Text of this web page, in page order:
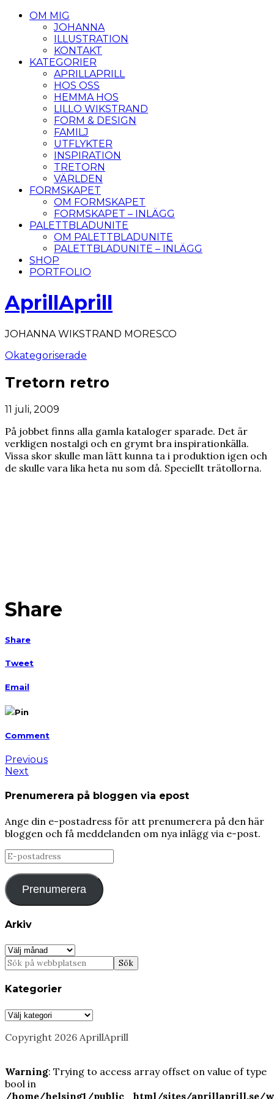
OM MIG
JOHANNA
ILLUSTRATION
KONTAKT
KATEGORIER
APRILLAPRILL
HOS OSS
HEMMA HOS
LILLO WIKSTRAND
FORM & DESIGN
FAMILJ
UTFLYKTER
INSPIRATION
TRETORN
VÄRLDEN
FORMSKAPET
OM FORMSKAPET
FORMSKAPET – INLÄGG
PALETTBLADUNITE
OM PALETTBLADUNITE
PALETTBLADUNITE – INLÄGG
SHOP
PORTFOLIO
AprillAprill
JOHANNA WIKSTRAND MORESCO
Okategoriserade
Tretorn retro
11 juli, 2009
På jobbet finns alla gamla kataloger sparade. Det är
verkligen nostalgi och en grymt bra inspirationkälla.
Vissa skor skulle man lätt kunna ta i produktion igen och
de skulle vara lika heta nu som då. Speciellt trätollorna.
Share
Share
Tweet
Email
Pin
Comment
Previous
Next
Prenumerera på bloggen via epost
Ange din e-postadress för att prenumerera på den här
bloggen och få meddelanden om nya inlägg via e-post.
E-
postadress
Prenumerera
Arkiv
Arkiv
Kategorier
Kategorier
Copyright 2026 AprillAprill
Warning: Trying to access array offset on value of type
bool in
/home/helsing1/public_html/sites/aprillaprill.se/